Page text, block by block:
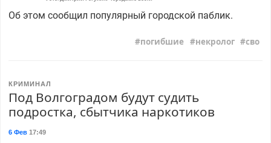
Об этом сообщил популярный городской паблик.
погибшие некролог сво
КРИМИНАЛ
Под Волгоградом будут судить
подростка, сбытчика наркотиков
6 Фев17:49